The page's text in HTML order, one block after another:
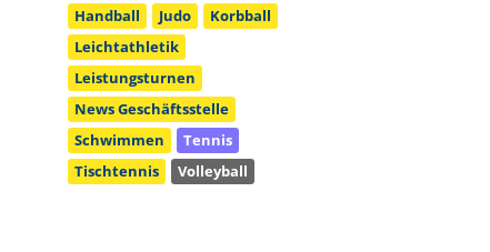
Handball
Judo
Korbball
Leichtathletik
Leistungsturnen
News Geschäftsstelle
Schwimmen
Tennis
Tischtennis
Volleyball